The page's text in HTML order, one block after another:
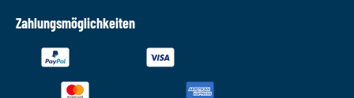
Zahlungsmöglichkeiten